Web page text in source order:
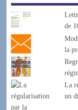
de
la
La
un